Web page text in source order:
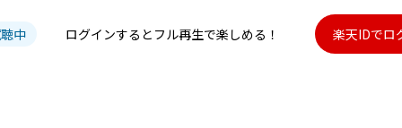
中 ログインするとフル再生で楽しめる！ 楽天IDでロ